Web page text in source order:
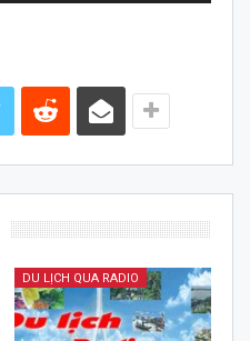
DU LỊCH QUA RADIO